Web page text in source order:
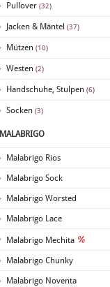
Pullover (32)
Jacken & Mäntel (37)
Mützen (10)
Westen (2)
Handschuhe, Stulpen (6)
Socken (3)
MALABRIGO
Malabrigo Rios
Malabrigo Sock
Malabrigo Worsted
Malabrigo Lace
Malabrigo Mechita
Malabrigo Chunky
Malabrigo Noventa